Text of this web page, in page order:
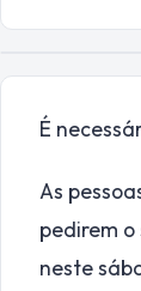
É
As
pedirem
neste